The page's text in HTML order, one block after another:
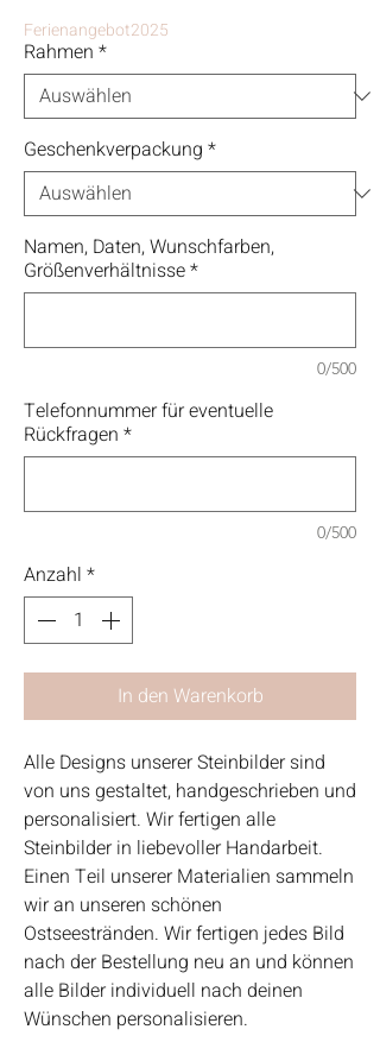
Ferienangebot2025
Rahmen *
Geschenkverpackung *
Namen, Daten, Wunschfarben,
Größenverhältnisse*
0/500
Telefonnummer für eventuelle
Rückfragen *
0/500
Anzahl *
In den Warenkorb
Alle Designs unserer Steinbilder sind
von uns gestaltet, handgeschrieben und
personalisiert. Wir fertigen alle
Steinbilder in liebevoller Handarbeit.
Einen Teil unserer Materialien sammeln
wir an unseren schönen
Ostseestränden. Wir fertigen jedes Bild
nach der Bestellung neu an und können
alle Bilder individuell nach deinen
Wünschen personalisieren.